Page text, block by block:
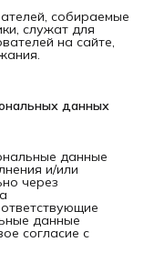
собираемые
служат для
на сайте,
данных
данные
и/или
через
данные
согласие с